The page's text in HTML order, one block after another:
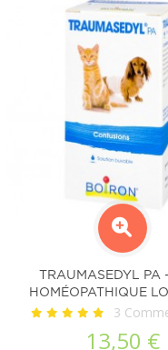
TRAUMASEDYL PA
HOMÉOPATHIQUE
CONTUSIONS
3
13,50 €